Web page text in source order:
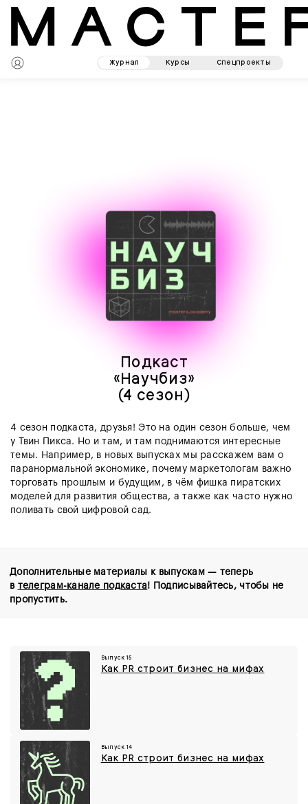
Журнал Курсы Спецпроекты
Подкаст
«Научбиз»
(4 сезон)
4 сезон подкаста, друзья! Это на один сезон больше, чем
у Твин Пикса. Но и там, и там поднимаются интересные
темы. Например, в новых выпусках мы расскажем вам о
паранормальной экономике, почему маркетологам важно
торговать прошлым и будущим, в чём фишка пиратских
моделей для развития общества, а также как часто нужно
поливать свой цифровой сад.
Дополнительные материалы к выпускам — теперь
в телеграм-канале подкаста! Подписывайтесь, чтобы не
пропустить.
Выпуск 15
Как PR строит бизнес на мифах
Выпуск 14
Как PR строит бизнес на мифах